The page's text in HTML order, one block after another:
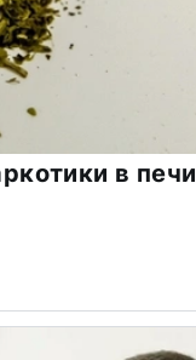
в печи